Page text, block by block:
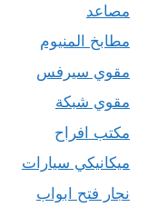
مصاعد
مطابخ المنيوم
مقوي سيرفس
مقوي شبكة
مكتب افراح
ميكانيكي سيارات
نجار فتح ابواب